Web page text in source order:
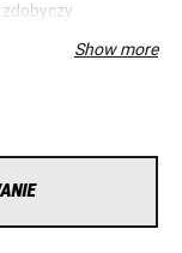
się na
H4 i H7 firmy
odporna
Show more